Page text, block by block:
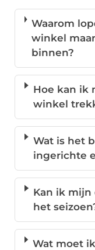
Waarom
winkel
binnen?
Hoe kan ik
winkel
Wat is het
ingerichte
Kan ik mijn
het
Wat moet